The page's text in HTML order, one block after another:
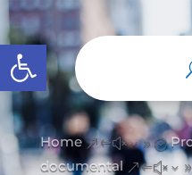
Abrir barra de
Home &#x39;
documental